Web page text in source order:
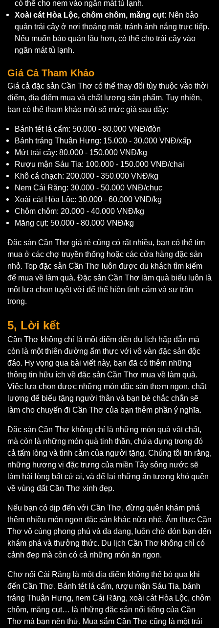
có thể cho nem vào ngăn mát tủ lạnh.
Xoài cát Hòa Lộc, chôm chôm, măng cụt: Nên bảo
quản trái cây ở nơi thoáng mát, tránh ánh nắng trực tiếp.
Nếu muốn bảo quản lâu hơn, có thể cho trái cây vào
ngăn mát tủ lạnh.
Giá Cả Tham Khảo
Giá cả đặc sản Cần Thơ có thể thay đổi tùy thuộc vào thời
điểm, địa điểm mua và chất lượng sản phẩm. Tuy nhiên,
bạn có thể tham khảo một số mức giá sau đây:
Bánh tét lá cẩm: 50.000 - 80.000 VNĐ/đòn
Bánh tráng Thuận Hưng: 15.000 - 30.000 VNĐ/xấp
Mứt trái cây: 80.000 - 150.000 VNĐ/kg
Rượu mận Sáu Tia: 100.000 - 150.000 VNĐ/chai
Khô cá chạch: 200.000 - 350.000 VNĐ/kg
Nem Cái Răng: 30.000 - 50.000 VNĐ/chục
Xoài cát Hòa Lộc: 30.000 - 60.000 VNĐ/kg
Chôm chôm: 20.000 - 40.000 VNĐ/kg
Măng cụt: 50.000 - 80.000 VNĐ/kg
Đặc sản Cần Thơ giá rẻ cũng có rất nhiều, bạn có thể tìm
mua ở các chợ truyền thống hoặc các cửa hàng đặc sản
nhỏ. Top đặc sản Cần Thơ luôn được du khách tìm kiếm
để mua về làm quà. Đặc sản Cần Thơ làm quà biếu luôn là
một lựa chọn tuyệt vời để thể hiện tình cảm và sự trân
trọng.
5, Lời kết
Cần Thơ không chỉ là một điểm đến du lịch hấp dẫn mà
còn là một thiên đường ẩm thực với vô vàn đặc sản độc
đáo. Hy vọng qua bài viết này, bạn đã có thêm những
thông tin hữu ích về đặc sản Cần Thơ mua về làm quà.
Việc lựa chọn được những món đặc sản thơm ngon, chất
lượng để biếu tặng người thân và bạn bè chắc chắn sẽ
làm cho chuyến đi Cần Thơ của bạn thêm phần ý nghĩa.
Đặc sản Cần Thơ không chỉ là những món quà vật chất,
mà còn là những món quà tinh thần, chứa đựng trong đó
cả tấm lòng và tình cảm của người tặng. Chúng tôi tin rằng,
những hương vị đặc trưng của miền Tây sông nước sẽ
làm hài lòng bất cứ ai, và để lại những ấn tượng khó quên
về vùng đất Cần Thơ xinh đẹp.
Nếu bạn có dịp đến với Cần Thơ, đừng quên khám phá
thêm nhiều món ngon đặc sản khác nữa nhé. Ẩm thực Cần
Thơ vô cùng phong phú và đa dạng, luôn chờ đón bạn đến
khám phá và thưởng thức. Du lịch Cần Thơ không chỉ có
cảnh đẹp mà còn có cả những món ăn ngon.
Chợ nổi Cái Răng là một địa điểm không thể bỏ qua khi
đến Cần Thơ. Bánh tét lá cẩm, rượu mận Sáu Tia, bánh
tráng Thuận Hưng, nem Cái Răng, xoài cát Hòa Lộc, chôm
chôm, măng cụt… là những đặc sản nổi tiếng của Cần
Thơ mà bạn nên thử. Mua sắm Cần Thơ cũng là một trải